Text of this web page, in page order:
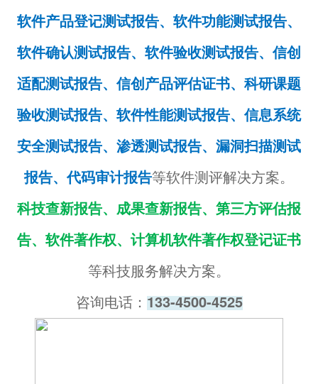
软件产品登记测试报告、软件功能测试报告、
软件确认测试报告、软件验收测试报告、信创
适配测试报告、信创产品评估证书、科研课题
验收测试报告、软件性能测试报告、信息系统
安全测试报告、渗透测试报告、漏洞扫描测试
报告、代码审计报告等软件测评解决方案。
科技查新报告、成果查新报告、第三方评估报
告、软件著作权、计算机软件著作权登记证书
等科技服务解决方案。
咨询电话： 133-4500-4525